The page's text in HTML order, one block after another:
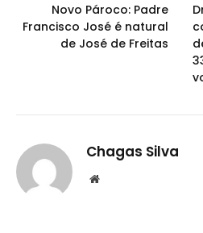
Novo Pároco: Padre
Francisco José é natural
de José de Freitas
Chagas Silva
Website